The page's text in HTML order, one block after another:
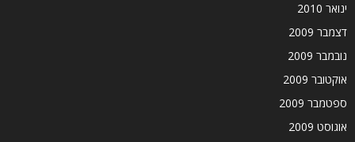
ינואר 2010
דצמבר 2009
נובמבר 2009
אוקטובר 2009
ספטמבר 2009
אוגוסט 2009